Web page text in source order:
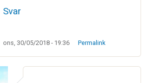
Svar
ons, 30/05/2018 - 19:36 Permalink